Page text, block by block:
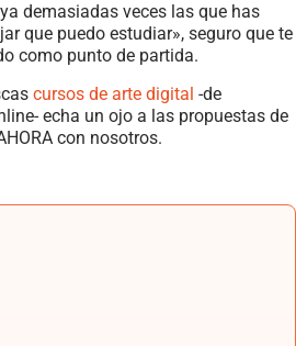
demasiadas veces las que has
que puedo estudiar», seguro que te
como punto de partida.
cursos de arte digital -de
echa un ojo a las propuestas de
con nosotros.